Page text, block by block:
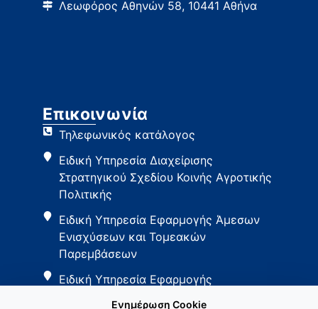
Λεωφόρος Αθηνών 58, 10441 Αθήνα
Επικοινωνία
Τηλεφωνικός κατάλογος
Ειδική Υπηρεσία Διαχείρισης
Στρατηγικού Σχεδίου Κοινής Αγροτικής
Πολιτικής
Ειδική Υπηρεσία Εφαρμογής Άμεσων
Ενισχύσεων και Τομεακών
Παρεμβάσεων
Ειδική Υπηρεσία Εφαρμογής
Ενημέρωση Cookie